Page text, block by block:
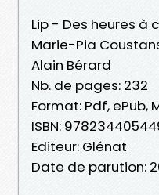
Lip - Des heures à
Marie-Pia
Alain Bérard
Nb. de pages: 232
Format: Pdf, ePub,
ISBN:
Editeur: Glénat
Date de parution: